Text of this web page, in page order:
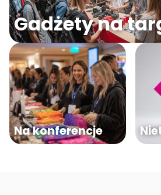
Gadżety na
Na konferencje